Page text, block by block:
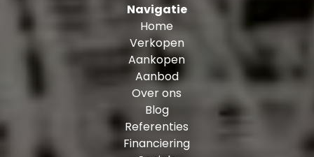
Navigatie
Home
Verkopen
Aankopen
Aanbod
Over ons
Blog
Referenties
Financiering